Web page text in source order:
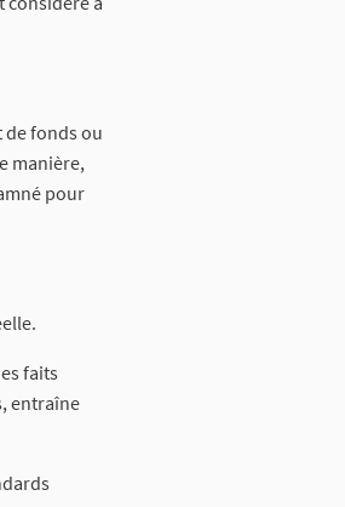
fonds ou
manière,
pour
faits
entraîne